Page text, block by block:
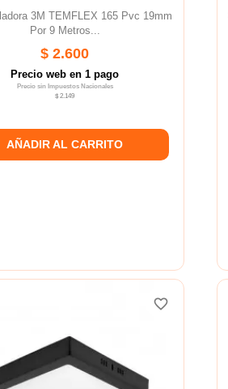
3M TEMFLEX 165 Pvc 19mm
Por 9 Metros...
$ 2.600
Precio web en 1 pago
Precio sin Impuestos Nacionales
$ 2.149
AÑADIR AL CARRITO
favorite_border